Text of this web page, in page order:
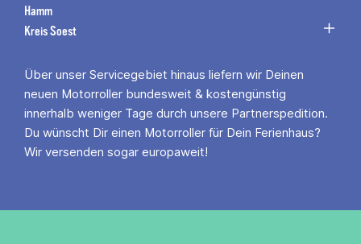
Hamm
Kreis Soest
Über unser Servicegebiet hinaus liefern wir Deinen
neuen Motorroller bundesweit & kostengünstig
innerhalb weniger Tage durch unsere Partnerspedition.
Du wünscht Dir einen Motorroller für Dein Ferienhaus?
Wir versenden sogar europaweit!